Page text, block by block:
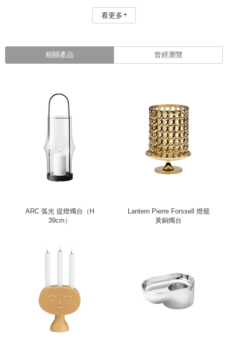
看更多
相關產品 曾經瀏覽
ARC 弧光 提燈燭台（H
39cm）
Lantern Pierre Forssell 燈籠
黃銅燭台